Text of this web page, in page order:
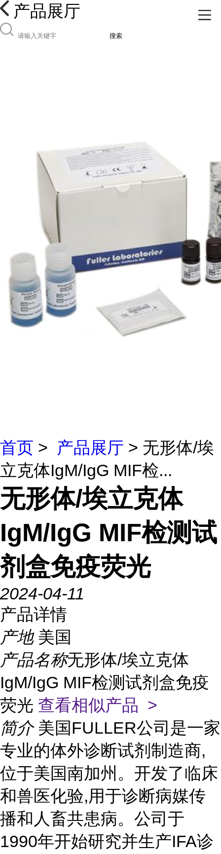
产品展厅
搜索
首页 > 产品展厅 > 无形体/埃
立克体IgM/IgG MIF检...
无形体/埃立克体
IgM/IgG MIF检测试
剂盒免疫荧光
2024-04-11
产品详情
产地 美国
产品名称无形体/埃立克体
IgM/IgG MIF检测试剂盒免疫
荧光 查看相似产品 >
简介 美国FULLER公司是一家
专业的体外诊断试剂制造商,
位于美国南加州。开发了临床
和兽医化验,用于诊断病媒传
播和人畜共患病。公司于
1990年开始研究并生产IFA诊